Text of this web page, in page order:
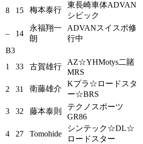
8 15 梅本泰行
東長崎車体ADVAN
シビック
– 14
永福翔一
朗
ADVANスイスポ修
行中
B3
1
33 古賀雄行
AZ☆YHMotys二賭
MRS
2 31 衛藤雄介
Kプラ☆ロードスタ
ー☆BRS
3 32 藤本泰則
テクノスポーツ
GR86
4 27 Tomohide
シンテック☆DL☆
ロードスター